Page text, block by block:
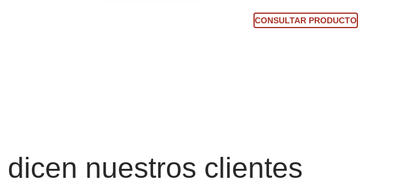
CONSULTAR PRODUCTO
dicen nuestros clientes